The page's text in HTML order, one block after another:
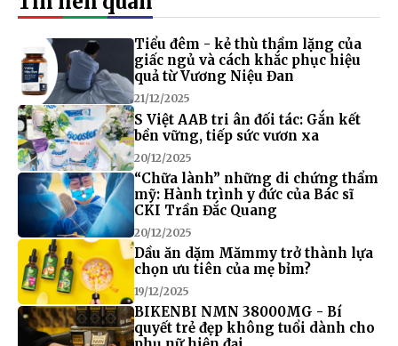
Tiểu đêm - kẻ thù thầm lặng của
giấc ngủ và cách khắc phục hiệu
quả từ Vương Niệu Đan
21/12/2025
S Việt AAB tri ân đối tác: Gắn kết
bền vững, tiếp sức vươn xa
20/12/2025
“Chữa lành” những di chứng thẩm
mỹ: Hành trình y đức của Bác sĩ
CKI Trần Đắc Quang
20/12/2025
Dầu ăn dặm Mămmy trở thành lựa
chọn ưu tiên của mẹ bỉm?
19/12/2025
BIKENBI NMN 38000MG - Bí
quyết trẻ đẹp không tuổi dành cho